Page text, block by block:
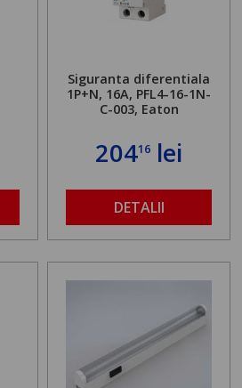
Siguranta diferentiala
1P+N, 16A, PFL4-16-1N-
C-003, Eaton
20416 lei
DETALII